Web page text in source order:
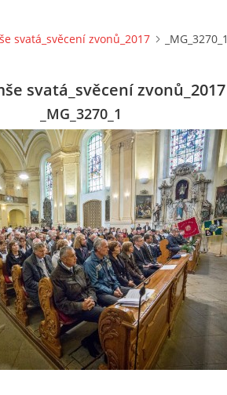
svatá_svěcení zvonů_2017 _MG_3270_1
svatá_svěcení zvonů_2017
_MG_3270_1